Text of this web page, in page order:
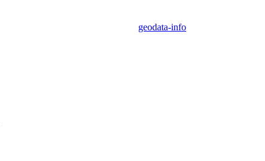
geodata-info